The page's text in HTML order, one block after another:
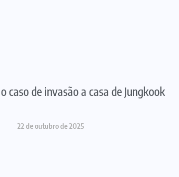
caso de invasão a casa de Jungkook
22 de outubro de 2025